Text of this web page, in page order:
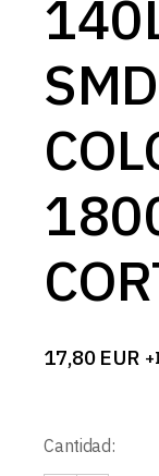
17,80 EUR
Cantidad: